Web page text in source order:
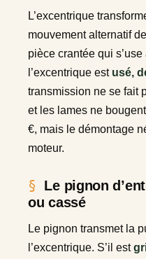
L’excentrique
mouvement alternatif
pièce crantée qui
l’excentrique est usé,
transmission ne se fait
et les lames ne
€, mais le démontage
moteur.
Le pignon
ou cassé
Le pignon transmet la
l’excentrique. S’il est